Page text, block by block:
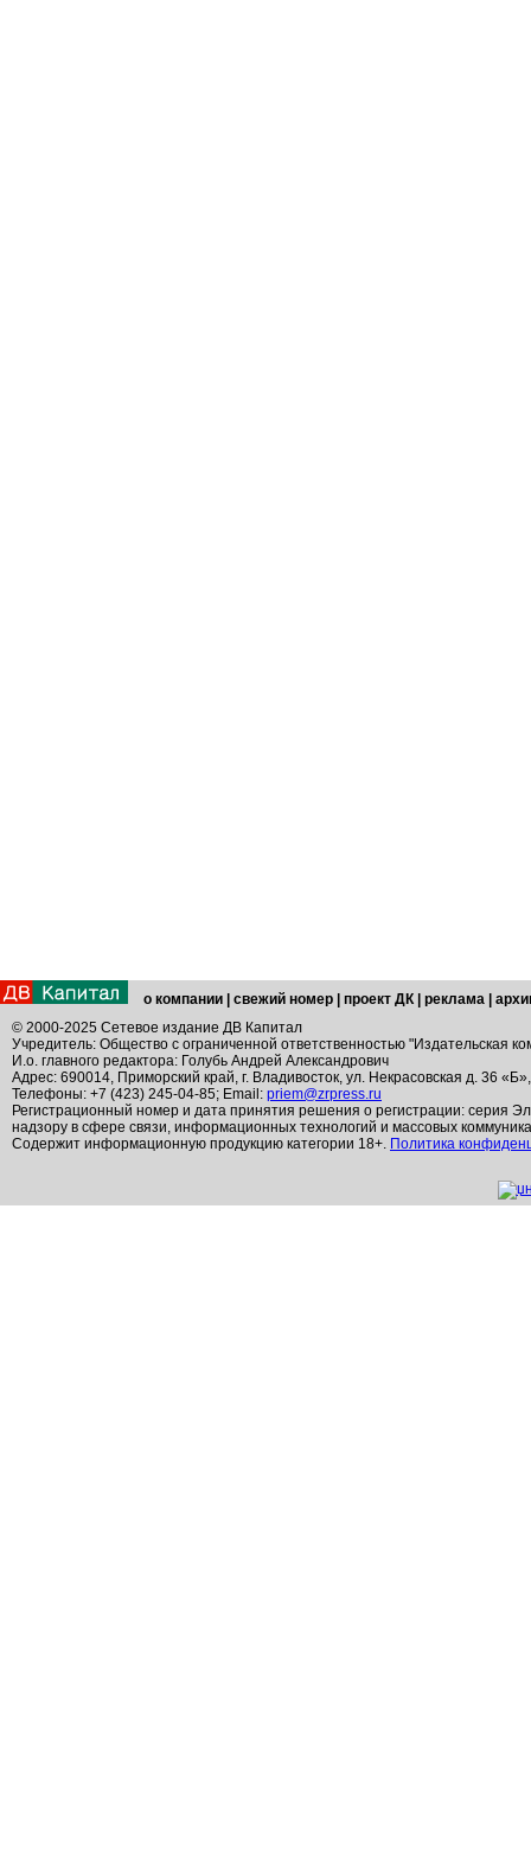
о компании свежий номер проект ДК реклама
© 2000-2025 Сетевое издание ДВ Капитал
Учредитель: Общество с ограниченной ответственностью "Издательская
И.о. главного редактора: Голубь Андрей Александрович
Адрес: 690014, Приморский край, г. Владивосток, ул. Некрасовская д. 36
Телефоны: +7 (423) 245-04-85; Email: priem@zrpress.ru
Регистрационный номер и дата принятия решения о регистрации: серия
надзору в сфере связи, информационных технологий и массовых
Содержит информационную продукцию категории 18+. Политика